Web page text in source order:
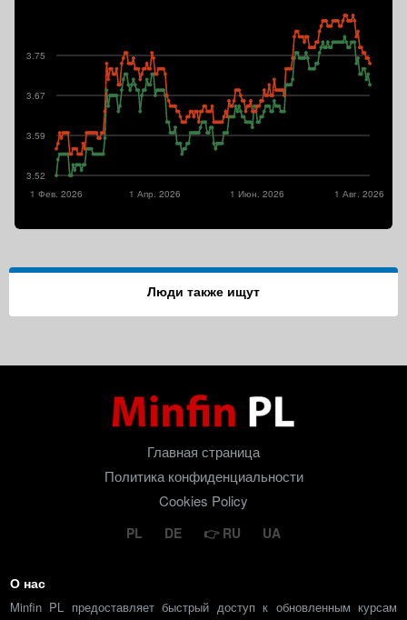
3.52
3.59
3.67
3.75
1 Авг. 2026
1 Июн. 2026
1 Апр. 2026
1 Фев. 2026
Люди также ищут
Главная страница
Политика конфиденциальности
Cookies Policy
PL DE RU UA
О нас
Minfin PL предоставляет быстрый доступ к обновленным курсам